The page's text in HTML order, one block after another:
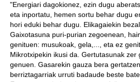
"Energiari dagokionez, ezin dugu
eta inportatu, hemen sortu behar dugu
hori eduki behar dugu. Elikagaiekin
Gaixotasuna puri-purian zegoenean,
genituen: musukoak, gela,..., eta ez
Mikrotxipekin ikusi da. Gertutasunak zer
genuen. Gasarekin gauza bera
berriztagarriak urruti badaude beste